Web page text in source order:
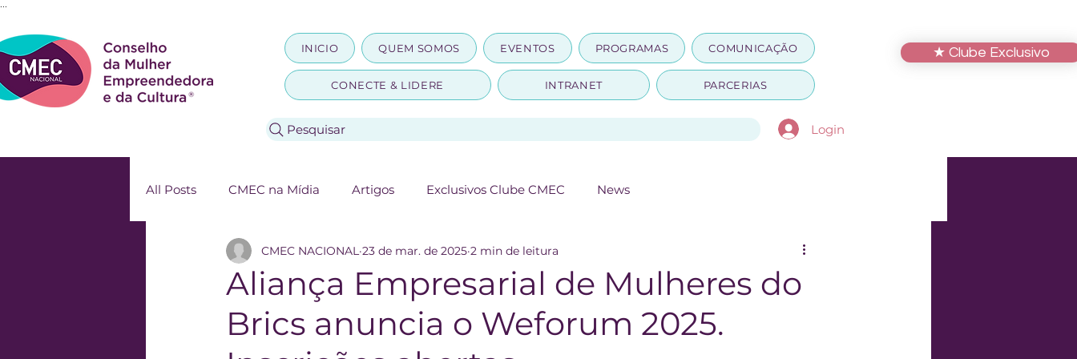
INICIO QUEM SOMOS EVENTOS PROGRAMAS COMUNICAÇÃO
CONECTE & LIDERE INTRANET PARCERIAS
Pesquisar Login
★ Clube Exclusivo
All Posts CMEC na Mídia Artigos Exclusivos Clube CMEC News
Aliança Empresarial de Mulheres do
Brics anuncia o Weforum 2025.
CMEC NACIONAL 23 de mar. de 2025 2 min de leitura